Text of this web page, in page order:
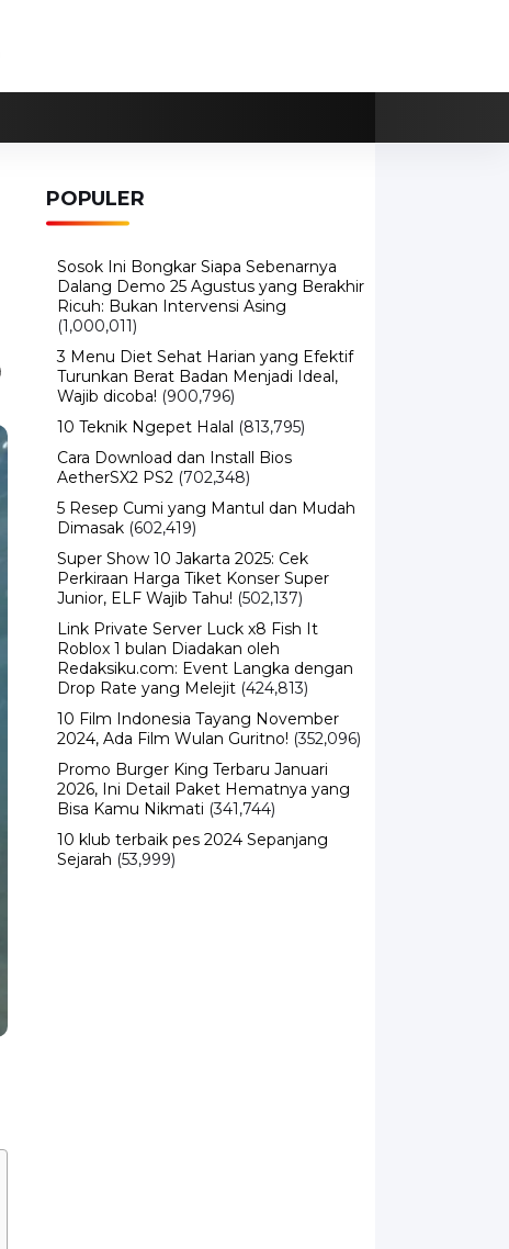
POPULER
Sosok Ini Bongkar Siapa Sebenarnya
Dalang Demo 25 Agustus yang Berakhir
Ricuh: Bukan Intervensi Asing
(1,000,011)
3 Menu Diet Sehat Harian yang Efektif
Turunkan Berat Badan Menjadi Ideal,
Wajib dicoba! (900,796)
10 Teknik Ngepet Halal (813,795)
Cara Download dan Install Bios
AetherSX2 PS2 (702,348)
5 Resep Cumi yang Mantul dan Mudah
Dimasak (602,419)
Super Show 10 Jakarta 2025: Cek
Perkiraan Harga Tiket Konser Super
Junior, ELF Wajib Tahu! (502,137)
Link Private Server Luck x8 Fish It
Roblox 1 bulan Diadakan oleh
Redaksiku.com: Event Langka dengan
Drop Rate yang Melejit (424,813)
10 Film Indonesia Tayang November
2024, Ada Film Wulan Guritno! (352,096)
Promo Burger King Terbaru Januari
2026, Ini Detail Paket Hematnya yang
Bisa Kamu Nikmati (341,744)
10 klub terbaik pes 2024 Sepanjang
Sejarah (53,999)